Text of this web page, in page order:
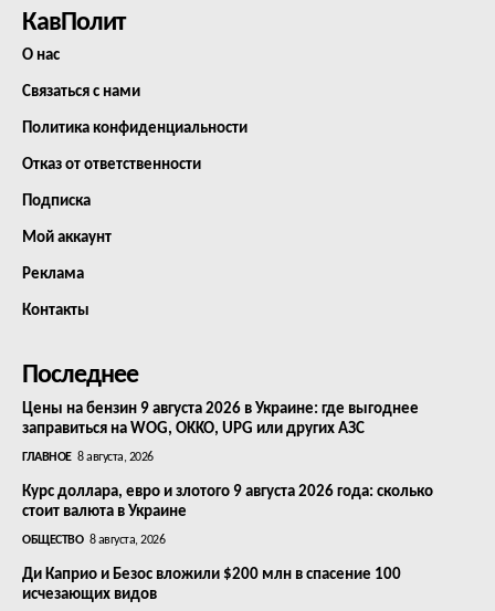
КавПолит
О нас
Связаться с нами
Политика конфиденциальности
Отказ от ответственности
Подписка
Мой аккаунт
Реклама
Контакты
Последнее
Цены на бензин 9 августа 2026 в Украине: где выгоднее
заправиться на WOG, OKKO, UPG или других АЗС
ГЛАВНОЕ 8 августа, 2026
Курс доллара, евро и злотого 9 августа 2026 года: сколько
стоит валюта в Украине
ОБЩЕСТВО 8 августа, 2026
Ди Каприо и Безос вложили $200 млн в спасение 100
исчезающих видов